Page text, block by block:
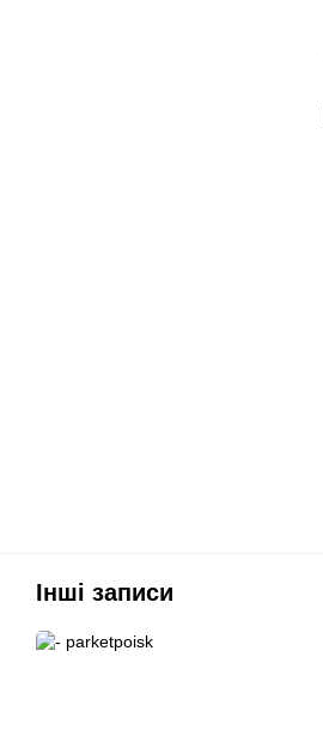
Інші записи